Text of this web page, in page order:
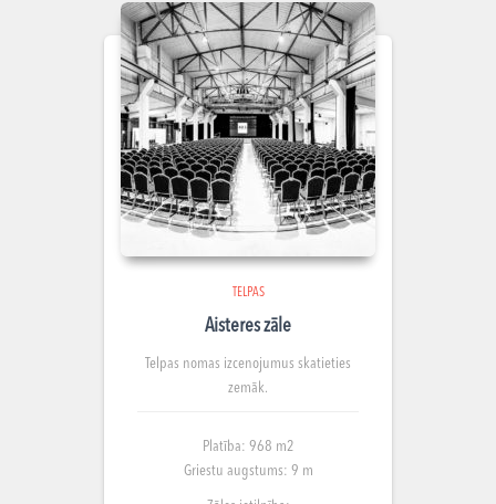
TELPAS
Aisteres zāle
Telpas nomas izcenojumus skatieties
zemāk.
Platība: 968 m2
Griestu augstums: 9 m